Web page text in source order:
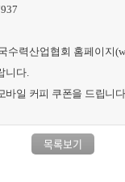
수력산업협회 홈페이지
니다.
바일 커피 쿠폰을 드립니다
목록보기